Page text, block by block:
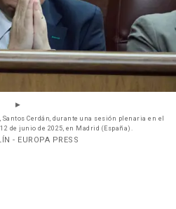
Santos Cerdán, durante una sesión plenaria en el
de junio de 2025, en Madrid (España).
- EUROPA PRESS